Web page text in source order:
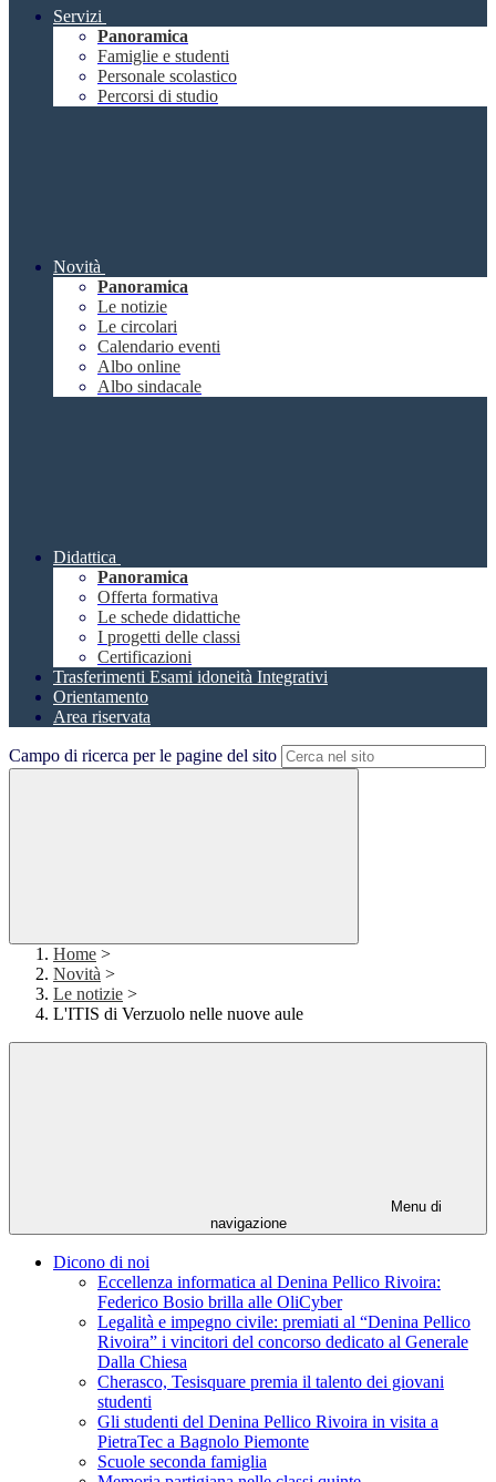
Servizi
Panoramica
Famiglie e studenti
Personale scolastico
Percorsi di studio
Novità
Panoramica
Le notizie
Le circolari
Calendario eventi
Albo online
Albo sindacale
Didattica
Panoramica
Offerta formativa
Le schede didattiche
I progetti delle classi
Certificazioni
Trasferimenti Esami idoneità Integrativi
Orientamento
Area riservata
Campo di ricerca per le pagine del sito
Home >
Novità >
Le notizie >
L'ITIS di Verzuolo nelle nuove aule
Menu di
navigazione
Dicono di noi
Eccellenza informatica al Denina Pellico Rivoira:
Federico Bosio brilla alle OliCyber
Legalità e impegno civile: premiati al “Denina Pellico
Rivoira” i vincitori del concorso dedicato al Generale
Dalla Chiesa
Cherasco, Tesisquare premia il talento dei giovani
studenti
Gli studenti del Denina Pellico Rivoira in visita a
PietraTec a Bagnolo Piemonte
Scuole seconda famiglia